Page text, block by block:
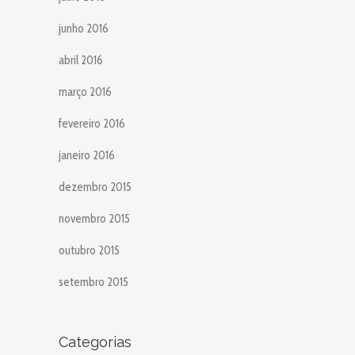
junho 2016
abril 2016
março 2016
fevereiro 2016
janeiro 2016
dezembro 2015
novembro 2015
outubro 2015
setembro 2015
Categorias